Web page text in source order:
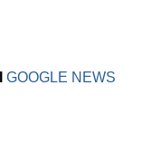
GOOGLE NEWS